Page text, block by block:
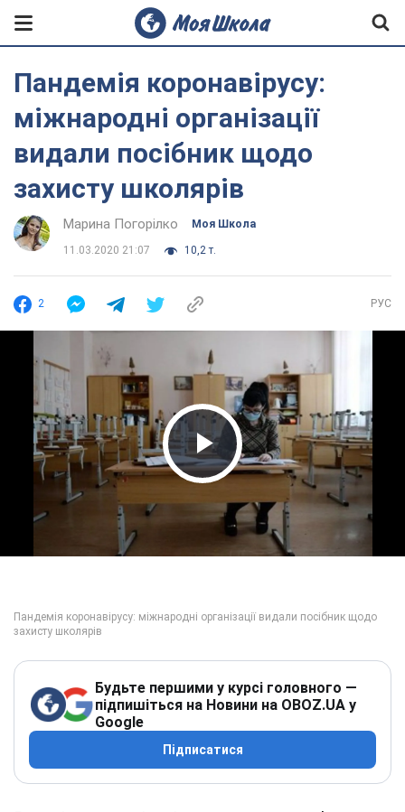
Пандемія коронавірусу:
міжнародні організації
видали посібник щодо
захисту школярів
Марина Погорілко Моя Школа
11.03.2020 21:07 10,2 т.
2 РУС
Play Video
Будьте першими у курсі головного —
підпишіться на Новини на OBOZ.UA у
Google
Підписатися